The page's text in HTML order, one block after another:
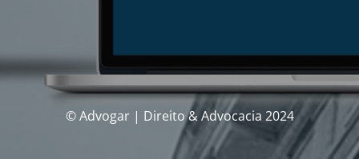
© Advogar | Direito & Advocacia 2024